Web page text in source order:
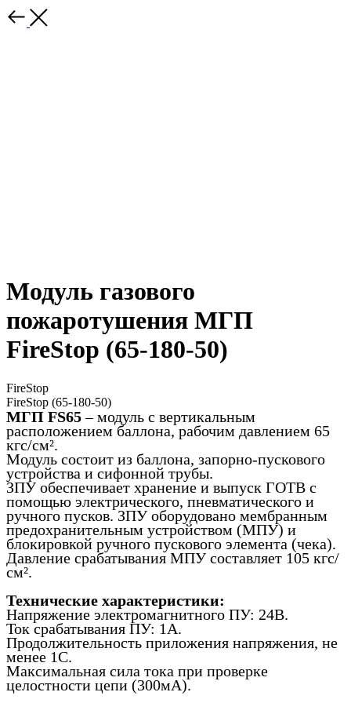
Модуль газового
пожаротушения МГП
FireStop (65-180-50)
FireStop
FireStop (65-180-50)
МГП FS65– модуль с вертикальным
расположением баллона, рабочим давлением 65
кгс/см².
Модуль состоит из баллона, запорно-пускового
устройства и сифонной трубы.
ЗПУ обеспечивает хранение и выпуск ГОТВ с
помощью электрического, пневматического и
ручного пусков. ЗПУ оборудовано мембранным
предохранительным устройством (МПУ) и
блокировкой ручного пускового элемента (чека).
Давление срабатывания МПУ составляет 105 кгс/
см².
Технические характеристики:
Напряжение электромагнитного ПУ: 24В.
Ток срабатывания ПУ: 1А.
Продолжительность приложения напряжения, не
менее 1С.
Максимальная сила тока при проверке
целостности цепи (300мА).